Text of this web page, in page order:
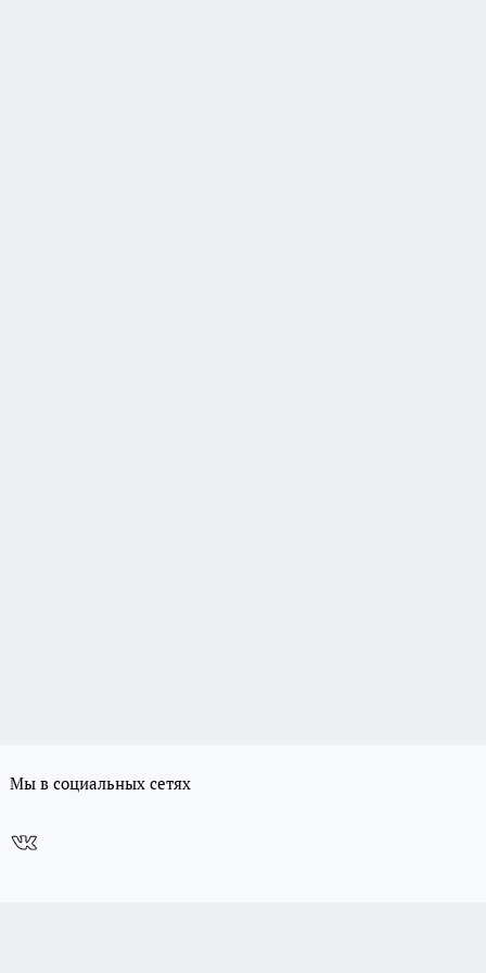
Мы в социальных сетях